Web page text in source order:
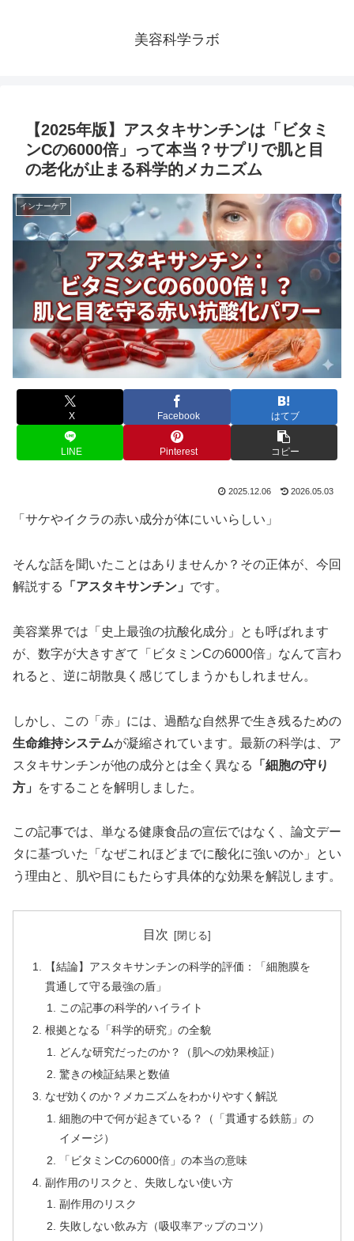
美容科学ラボ
【2025年版】アスタキサンチンは「ビタミ
ンCの6000倍」って本当？サプリで肌と目
の老化が止まる科学的メカニズム
インナーケア
X Facebook はてブ
LINE Pinterest コピー
2025.12.06 2026.05.03
「サケやイクラの赤い成分が体にいいらしい」
そんな話を聞いたことはありませんか？その正体が、今回
解説する
「アスタキサンチン」 です。
美容業界では「史上最強の抗酸化成分」とも呼ばれます
が、数字が大きすぎて「ビタミンCの6000倍」なんて言わ
れると、逆に胡散臭く感じてしまうかもしれません。
しかし、この「赤」には、過酷な自然界で生き残るための
生命維持システムが凝縮されています。最新の科学は、ア
スタキサンチンが他の成分とは全く異なる
「細胞の守り
方」
をすることを解明しました。
この記事では、単なる健康食品の宣伝ではなく、論文デー
タに基づいた「なぜこれほどまでに酸化に強いのか」とい
う理由と、肌や目にもたらす具体的な効果を解説します。
目次
【結論】アスタキサンチンの科学的評価：「細胞膜を
貫通して守る最強の盾」
この記事の科学的ハイライト
根拠となる「科学的研究」の全貌
どんな研究だったのか？（肌への効果検証）
驚きの検証結果と数値
なぜ効くのか？メカニズムをわかりやすく解説
細胞の中で何が起きている？（「貫通する鉄筋」の
イメージ）
「ビタミンCの6000倍」の本当の意味
副作用のリスクと、失敗しない使い方
副作用のリスク
失敗しない飲み方（吸収率アップのコツ）